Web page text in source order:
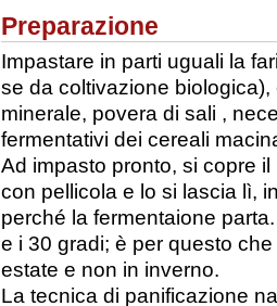
Preparazione
Impastare in parti uguali la
se da coltivazione
minerale, povera di sali ,
fermentativi dei cereali
Ad impasto pronto, si copre
con pellicola e lo si lascia lì,
perché la fermentaione
e i 30 gradi; è per questo
estate e non in inverno.
La tecnica di panificazione